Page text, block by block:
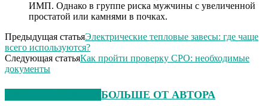
ИМП. Однако в группе риска мужчины с увеличенной
простатой или камнями в почках.
Предыдущая статьяЭлектрические тепловые завесы: где чаще
всего используются?
Следующая статьяКак пройти проверку СРО: необходимые
документы
БОЛЬШЕ ОТ АВТОРА